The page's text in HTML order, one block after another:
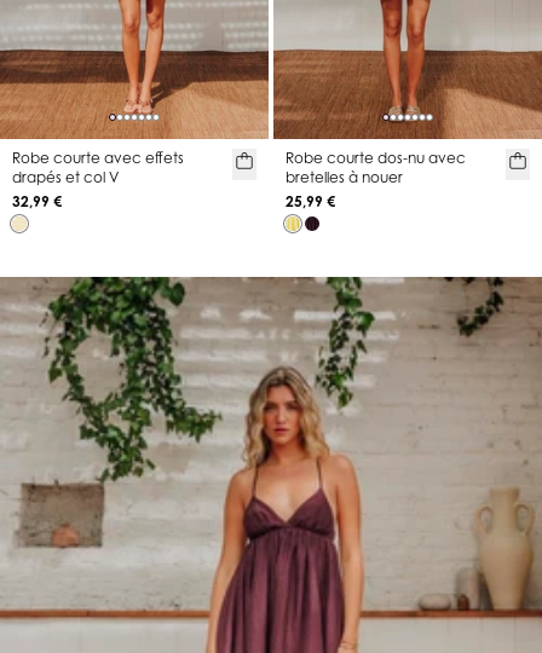
Robe courte avec effets
drapés et col V
32,99 €
Robe courte dos-nu avec
bretelles à nouer
25,99 €